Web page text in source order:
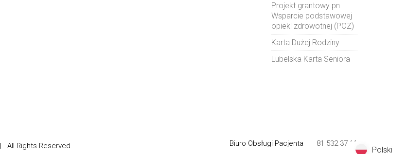
Projekt grantowy pn.
Wsparcie podstawowej
opieki zdrowotnej (POZ)
Karta Dużej Rodziny
Lubelska Karta Seniora
Biuro Obsługi Pacjenta | 81 532 37 11
| All Rights Reserved Polski
Polski